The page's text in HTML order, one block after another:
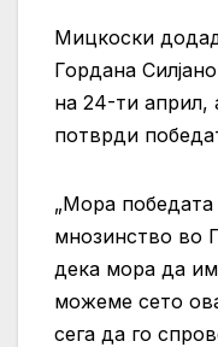
Мицкоски
Гордана
на 24-ти април,
потврди
„Мора
мнозинство во
дека мора да
можеме сето
сега да го